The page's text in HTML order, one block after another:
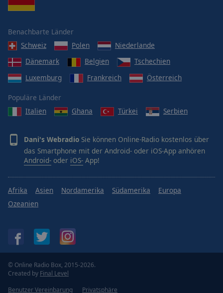
Benachbarte Länder
Schweiz
Polen
Niederlande
Dänemark
Belgien
Tschechien
Luxemburg
Frankreich Österreich
Populäre Länder
Italien
Ghana Türkei Serbien
Dani's Webradio Sie können Online-Radio kostenlos über
das Smartphone mit der Android- oder iOS-App anhören
Android- oder iOS- App!
Afrika Asien Nordamerika Südamerika
Europa
Ozeanien
© Online Radio Box, 2015-2026.
Created by Final Level
Benutzer Vereinbarung
Privatsphäre